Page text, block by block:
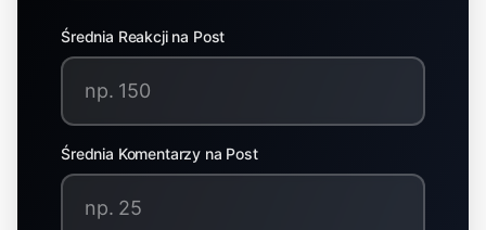
Średnia Reakcji na Post
Średnia Komentarzy na Post